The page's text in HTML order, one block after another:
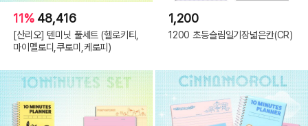
11% 48,416
[산리오] 텐미닛 풀세트 (헬로키티,
마이멜로디,쿠로미,케로피)
1,200
1200 초등슬림일기장넓은칸(CR)